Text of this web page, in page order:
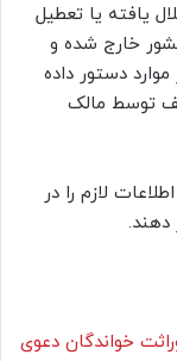
یافته یا تعطیل
خارج شده و
دستور داده
توسط مالک
لازم را در
دهند.
خواندگان دعوی